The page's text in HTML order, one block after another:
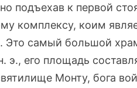
подъехав к первой
комплексу, коим
Это самый большой
э., его площадь
Монту, бога